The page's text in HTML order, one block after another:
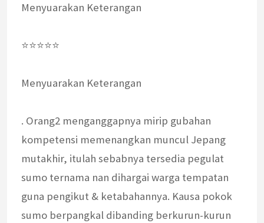
Menyuarakan Keterangan
⭐⭐⭐⭐⭐
Menyuarakan Keterangan
. Orang2 menganggapnya mirip gubahan
kompetensi memenangkan muncul Jepang
mutakhir, itulah sebabnya tersedia pegulat
sumo ternama nan dihargai warga tempatan
guna pengikut & ketabahannya. Kausa pokok
sumo berpangkal dibanding berkurun-kurun